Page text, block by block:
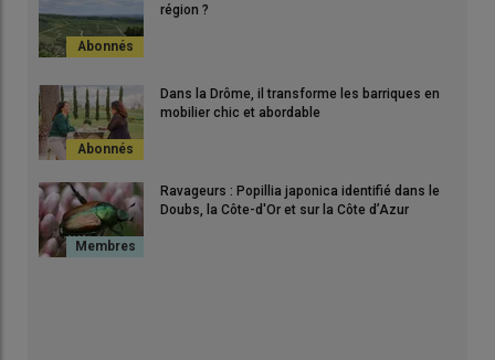
région ?
Dans la Drôme, il transforme les barriques en
mobilier chic et abordable
Ravageurs : Popillia japonica identifié dans le
Doubs, la Côte-d'Or et sur la Côte d’Azur